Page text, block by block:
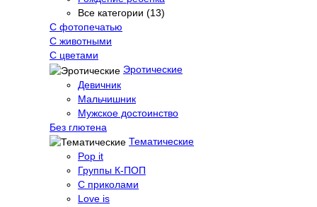
Все категории (13)
С фотопечатью
C животными
С цветами
Эротические
Девичник
Мальчишник
Мужское достоинство
Без глютена
Тематические
Pop it
Группы К-ПОП
С приколами
Love is